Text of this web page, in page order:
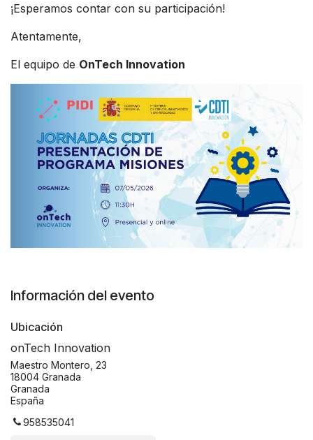
¡Esperamos contar con su participación!
Atentamente,
El equipo de OnTech Innovation
Información del evento
Ubicación
onTech Innovation
Maestro Montero, 23
18004 Granada
Granada
España
958535041